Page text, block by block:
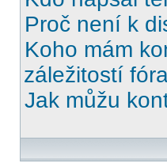
Proč není k
Koho mám
záležitostí
Jak můžu